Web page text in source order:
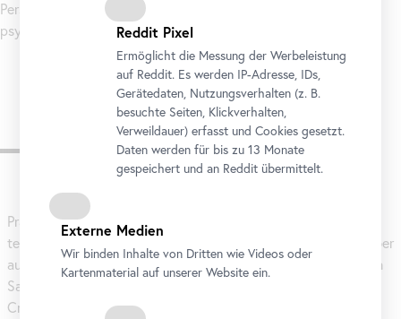
Perspektivkonstruktionen, minutiöse Naturschilderungen und
psychologisierende Porträts.
Künstler und Werke
überspringen
Präsentiert werden Werke aus dem eigenen Bestand, die
teilweise aufwändig für die Ausstellung restauriert wurden, aber
auch zahlreiche Leihgaben aus nationalen und internationalen
Sammlungen, darunter Bilder von Albrecht Dürer, Lucas
Cranach d. Ä., Albrecht Altdorfer oder Jörg Breu. Darüber
Reddit Pixel
Ermöglicht die Messung der Werbeleistung
auf Reddit. Es werden IP-Adresse, IDs,
Gerätedaten, Nutzungsverhalten (z. B.
besuchte Seiten, Klickverhalten,
Verweildauer) erfasst und Cookies gesetzt.
Daten werden für bis zu 13 Monate
gespeichert und an Reddit übermittelt.
Externe Medien
Wir binden Inhalte von Dritten wie Videos oder
Kartenmaterial auf unserer Website ein.